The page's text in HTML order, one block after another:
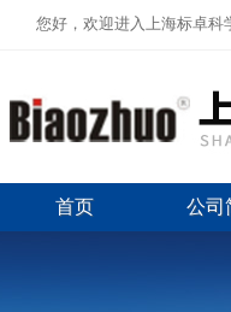
您好，欢迎进入上海标卓科
首页 公司